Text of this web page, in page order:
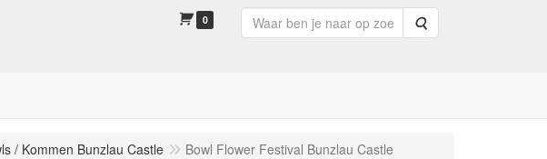
0 Zoeken
/ Kommen Bunzlau Castle Bowl Flower Festival Bunzlau Castle